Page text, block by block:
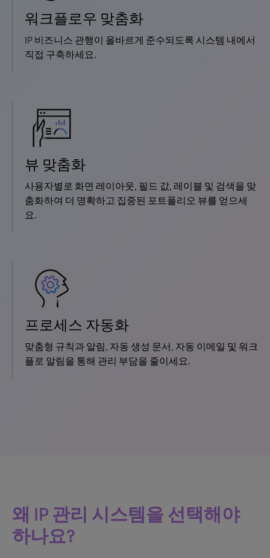
워크플로우 맞춤화
IP 비즈니스 관행이 올바르게 준수되도록 시스템 내에서
직접 구축하세요.
뷰 맞춤화
사용자별로 화면 레이아웃, 필드 값, 레이블 및 검색을 맞
춤화하여 더 명확하고 집중된 포트폴리오 뷰를 얻으세
요.
프로세스 자동화
맞춤형 규칙과 알림, 자동 생성 문서, 자동 이메일 및 워크
플로 알림을 통해 관리 부담을 줄이세요.
왜 IP 관리 시스템을 선택해야
하나요?